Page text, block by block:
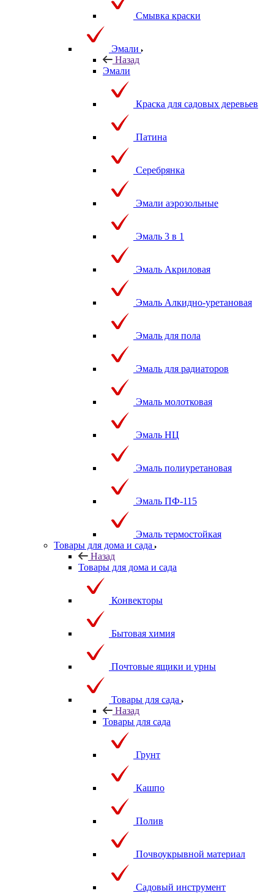
Смывка краски
Эмали
Назад
Эмали
Краска для садовых деревьев
Патина
Серебрянка
Эмали аэрозольные
Эмаль 3 в 1
Эмаль Акриловая
Эмаль Алкидно-уретановая
Эмаль для пола
Эмаль для радиаторов
Эмаль молотковая
Эмаль НЦ
Эмаль полиуретановая
Эмаль ПФ-115
Эмаль термостойкая
Товары для дома и сада
Назад
Товары для дома и сада
Конвекторы
Бытовая химия
Почтовые ящики и урны
Товары для сада
Назад
Товары для сада
Грунт
Кашпо
Полив
Почвоукрывной материал
Садовый инструмент